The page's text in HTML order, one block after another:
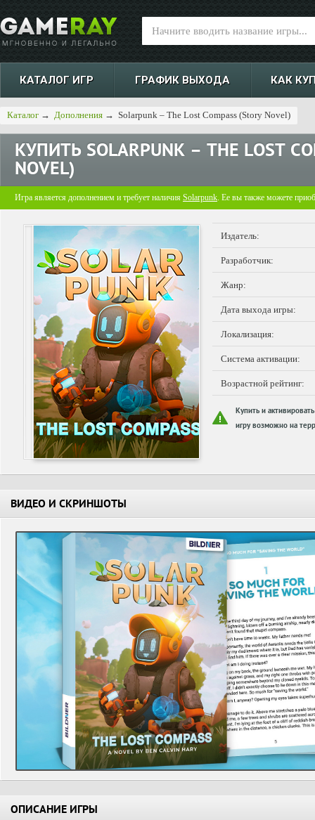
КАТАЛОГ ИГР ГРАФИК ВЫХОДА КАК
Каталог → Дополнения → Solarpunk – The Lost Compass (Story Novel)
КУПИТЬ SOLARPUNK – THE LOST
NOVEL)
Игра является дополнением и требует наличия Solarpunk. Ее вы также можете
Издатель:
Разработчик:
Жанр:
Дата выхода игры:
Локализация:
Система активации:
Возрастной рейтинг:
Купить и активировать
игру возможно на
ВИДЕО И СКРИНШОТЫ
ОПИСАНИЕ ИГРЫ